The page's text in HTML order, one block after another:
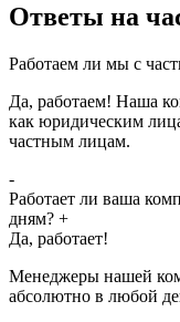
Ответы на
Работаем ли мы с
Да, работаем! Наша
как юридическим
частным лицам.
-
Работает ли ваша
дням? +
Да, работает!
Менеджеры нашей
абсолютно в любой